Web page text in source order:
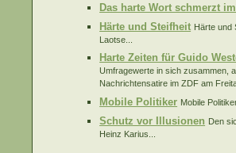
Das harte Wort schmerzt
Härte und Steifheit Härte und
Laotse...
Harte Zeiten für Guido
Umfragewerte in sich zusammen,
Nachrichtensatire im ZDF am
Mobile Politiker Mobile
Schutz vor Illusionen Den
Heinz Karius...